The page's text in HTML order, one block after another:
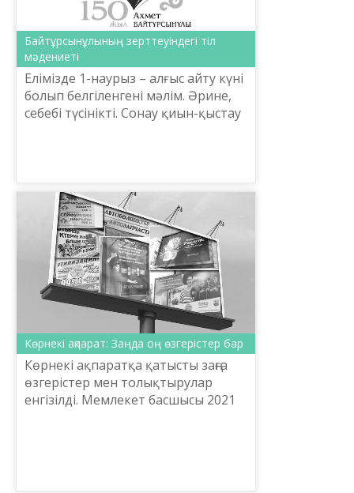
Байтұрсынұлының зерттеуіндегі тіл
мәдениеті
Елімізде 1-наурыз – алғыс айту күні
болып белгіленгені мәлім. Әрине,
себебі түсінікті. Сонау қиын-қыстау
Көрнекі ақпарат: Заңда оң өзгерістер бар
Көрнекі ақпаратқа қатысты заңға
өзгерістер мен толықтырулар
енгізілді. Мемлекет басшысы 2021